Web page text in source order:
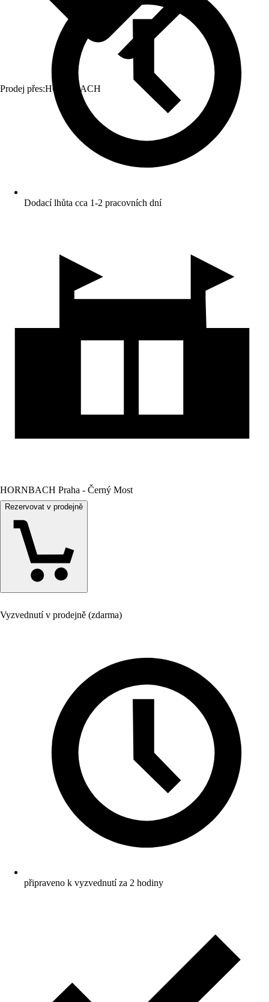
Prodej přes:HORNBACH
Dodací lhůta cca 1-2 pracovních dní
HORNBACH Praha - Černý Most
Rezervovat v prodejně
Vyzvednutí v prodejně (zdarma)
připraveno k vyzvednutí za 2 hodiny